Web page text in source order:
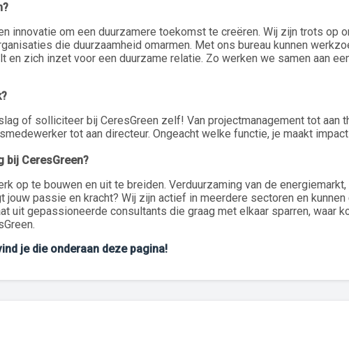
innovatie om een duurzamere toekomst te creëren. Wij zijn trots op
die duurzaamheid omarmen. Met ons bureau kunnen
en zich inzet voor een duurzame relatie. Zo werken we samen aan
of solliciteer bij CeresGreen zelf! Van projectmanagement tot aan
tot aan directeur. Ongeacht welke functie, je maakt
bij CeresGreen?
op te bouwen en uit te breiden. Verduurzaming van de
passie en kracht? Wij zijn actief in meerdere sectoren en
uit gepassioneerde consultants die graag met elkaar sparren, waar
je die onderaan deze pagina!